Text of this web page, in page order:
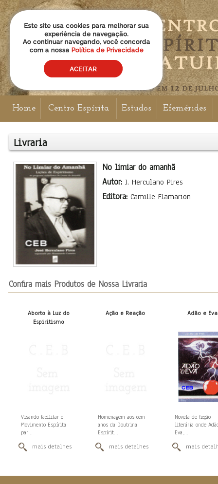
Home Centro Espírita Estudos Efemérides
Livraria
No limiar do amanhã
Autor: J. Herculano Pires
Editora: Camille Flamarion
Confira mais Produtos de Nossa Livraria
Aborto à Luz do
Espiritismo
Visando facilitar o
Movimento Espírita
par...
mais detalhes
Ação e Reação
Homenagem aos cem
anos da Doutrina
Espírit...
mais detalhes
Adão e Eva
Novela de ficção
literária onde
Eva,...
mais